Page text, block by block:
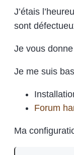
J’étais
sont
Je vous
Je me suis
Forum
Ma